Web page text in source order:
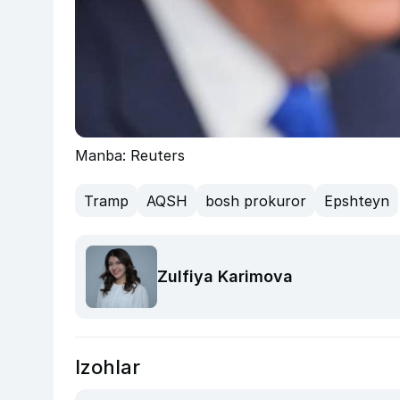
Manba: Reuters
Tramp AQSH bosh prokuror Epshteyn
Zulfiya Karimova
Izohlar